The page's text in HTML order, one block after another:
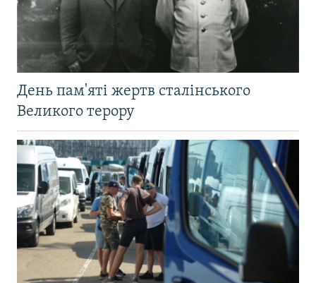
День пам'яті жертв сталінського
Великого терору